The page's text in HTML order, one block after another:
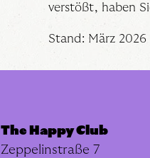
verstößt, haben
Stand: März 2026
The Happy Club
Zeppelinstraße 7